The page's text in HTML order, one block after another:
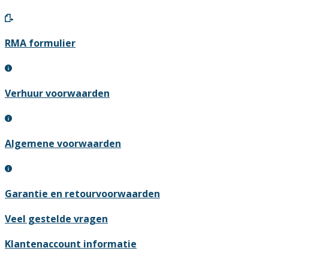
RMA formulier
Verhuur voorwaarden
Algemene voorwaarden
Garantie en retourvoorwaarden
Veel gestelde vragen
Klantenaccount informatie